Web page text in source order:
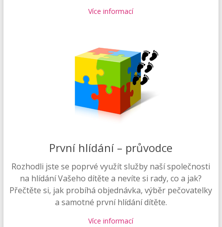
Více informací
První hlídání – průvodce
Rozhodli jste se poprvé využít služby naší společnosti
na hlídání Vašeho dítěte a nevíte si rady, co a jak?
Přečtěte si, jak probíhá objednávka, výběr pečovatelky
a samotné první hlídání dítěte.
Více informací